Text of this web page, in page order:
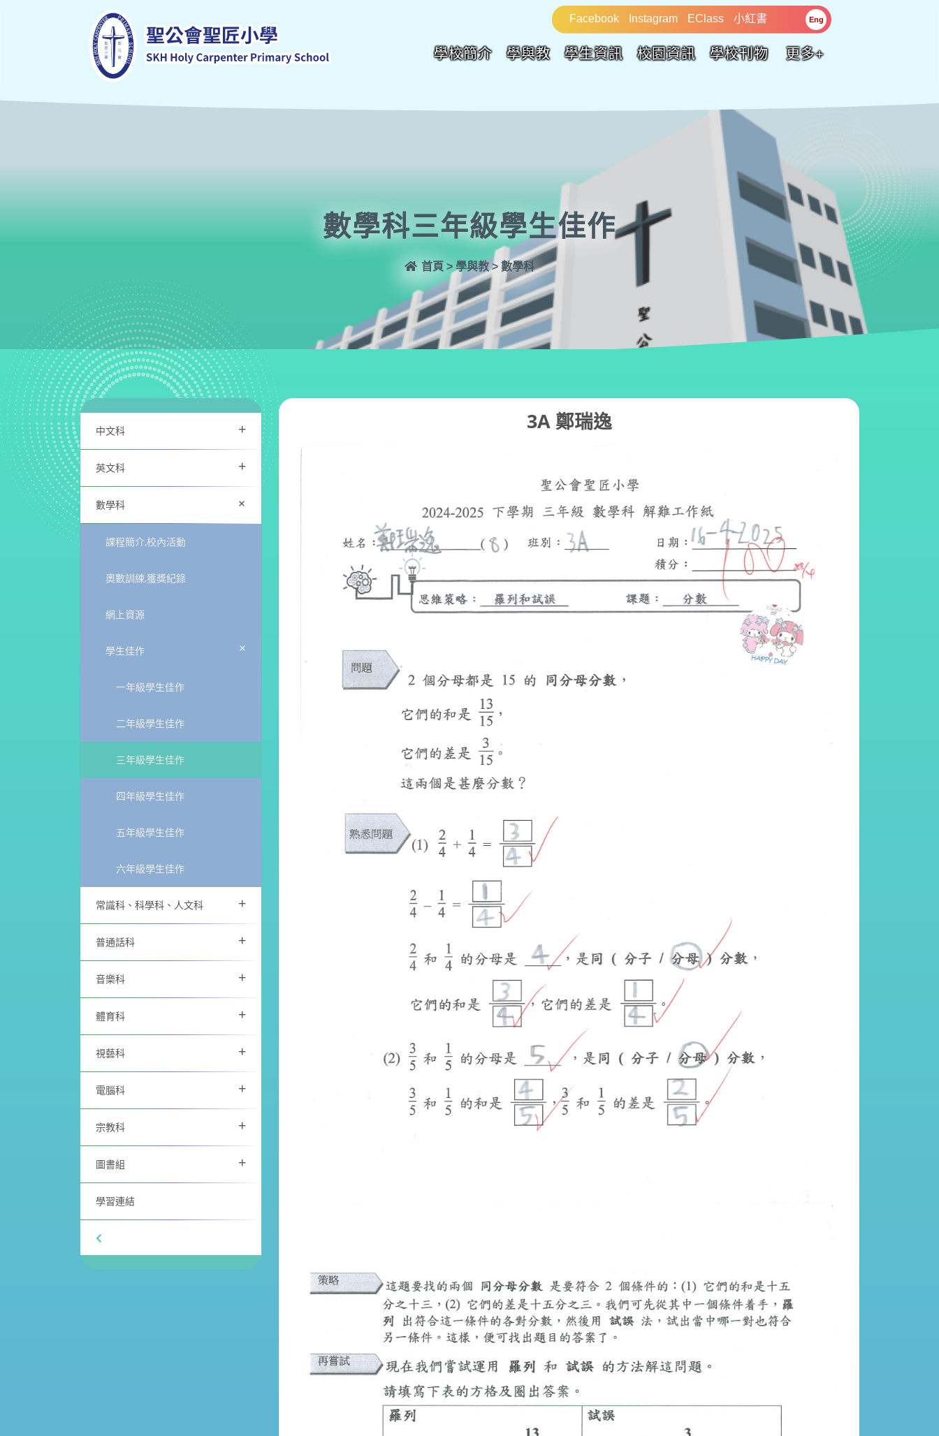
Facebook Instagram EClass 小紅書 Eng
學校簡介 學與教 學生資訊 校園資訊 學校刊物 更多+
數學科三年級學生佳作
首頁 > 學與教 > 數學科
中文科 +
英文科 +
數學科 +
課程簡介,校內活動
奧數訓練,獲獎紀錄
網上資源
學生佳作 +
一年級學生佳作
二年級學生佳作
三年級學生佳作
四年級學生佳作
五年級學生佳作
六年級學生佳作
常識科、科學科、人文科 +
普通話科 +
音樂科 +
體育科 +
視藝科 +
電腦科 +
宗教科 +
圖書組 +
學習連結
3A 鄭瑞逸